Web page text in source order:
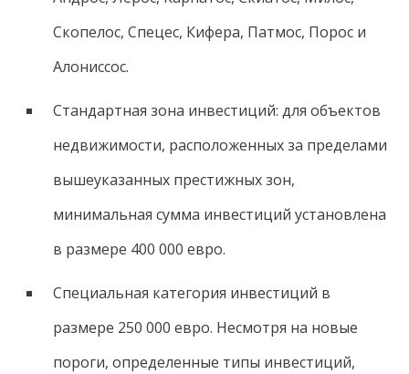
Скопелос, Спецес, Кифера, Патмос, Порос и
Алониссос.
Стандартная зона инвестиций: для объектов
недвижимости, расположенных за пределами
вышеуказанных престижных зон,
минимальная сумма инвестиций установлена
​​в размере 400 000 евро.
Специальная категория инвестиций в
размере 250 000 евро. Несмотря на новые
пороги, определенные типы инвестиций,